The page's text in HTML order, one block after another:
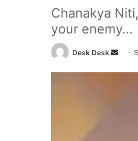
Chanakya
your enemy...
Desk Desk
Send